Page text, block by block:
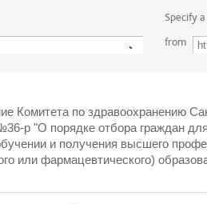
Specify
from
Комитета по здравоохранению
р "О порядке отбора граждан
и получения высшего
или фармацевтического)